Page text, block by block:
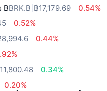
BBRK.B ฿17,179.69
0.54%
0.52%
0.44%
0.34%
0.20%